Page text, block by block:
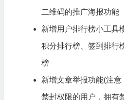
二维码的推广海报功能
新增用户排行榜小工具
积分排行榜、签到排行
榜
新增文章举报功能(注
禁封权限的用户，拥有